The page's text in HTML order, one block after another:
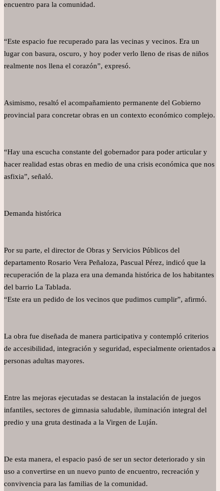
encuentro para la comunidad.
“Este espacio fue recuperado para las vecinas y vecinos. Era un
lugar con basura, oscuro, y hoy poder verlo lleno de risas de niños
realmente nos llena el corazón”, expresó.
Asimismo, resaltó el acompañamiento permanente del Gobierno
provincial para concretar obras en un contexto económico complejo.
“Hay una escucha constante del gobernador para poder articular y
hacer realidad estas obras en medio de una crisis económica que nos
asfixia”, señaló.
Demanda histórica
Por su parte, el director de Obras y Servicios Públicos del
departamento Rosario Vera Peñaloza, Pascual Pérez, indicó que la
recuperación de la plaza era una demanda histórica de los habitantes
del barrio La Tablada.
“Este era un pedido de los vecinos que pudimos cumplir”, afirmó.
La obra fue diseñada de manera participativa y contempló criterios
de accesibilidad, integración y seguridad, especialmente orientados a
personas adultas mayores.
Entre las mejoras ejecutadas se destacan la instalación de juegos
infantiles, sectores de gimnasia saludable, iluminación integral del
predio y una gruta destinada a la Virgen de Luján.
De esta manera, el espacio pasó de ser un sector deteriorado y sin
uso a convertirse en un nuevo punto de encuentro, recreación y
convivencia para las familias de la comunidad.